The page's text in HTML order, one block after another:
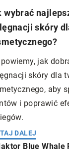
wybrać
skóry
jak
skóry dla
aby
i poprawić
DALEJ
Blue Whale
2023